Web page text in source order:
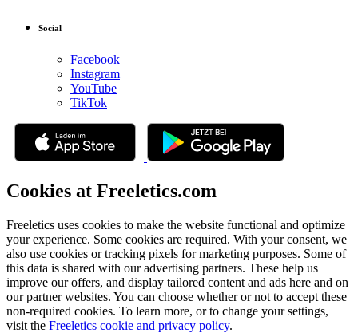
Social
Facebook
Instagram
YouTube
TikTok
Cookies at Freeletics.com
Freeletics uses cookies to make the website functional and optimize
your experience. Some cookies are required. With your consent, we
also use cookies or tracking pixels for marketing purposes. Some of
this data is shared with our advertising partners. These help us
improve our offers, and display tailored content and ads here and on
our partner websites. You can choose whether or not to accept these
non-required cookies. To learn more, or to change your settings,
visit the Freeletics cookie and privacy policy.